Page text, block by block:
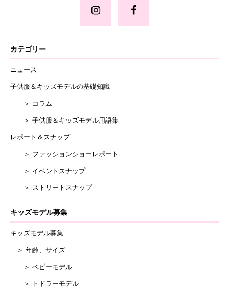
カテゴリー
ニュース
子供服＆キッズモデルの基礎知識
＞ コラム
＞ 子供服＆キッズモデル用語集
レポート＆スナップ
＞ ファッションショーレポート
＞ イベントスナップ
＞ ストリートスナップ
キッズモデル募集
キッズモデル募集
＞ 年齢、サイズ
＞ ベビーモデル
＞ トドラーモデル